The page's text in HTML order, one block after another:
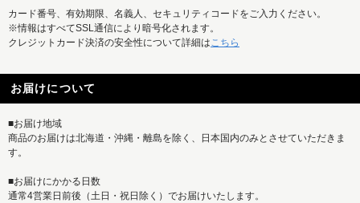
カード番号、有効期限、名義人、セキュリティコードをご入力ください。
※情報はすべてSSL通信により暗号化されます。
クレジットカード決済の安全性について詳細は こちら
お届けについて
■お届け地域
商品のお届けは北海道・沖縄・離島を除く、日本国内のみとさせていただきま
す。
■お届けにかかる日数
通常4営業日前後（土日・祝日除く）でお届けいたします。